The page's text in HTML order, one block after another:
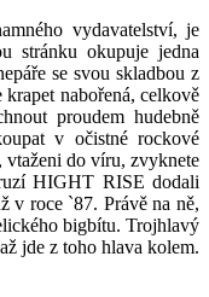
vydavatelství, je
stránku okupuje jedna
se svou skladbou z
nabořená, celkově
proudem hudebně
v očistné rockové
vtaženi do víru, zvyknete
HIGHT RISE dodali
v roce `87. Právě na ně,
bigbítu. Trojhlavý
jde z toho hlava kolem.